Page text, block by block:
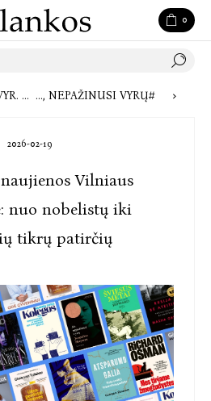
0
DEŠIMTMETIS #BALTOSLANKOSSKAITO: JACQUELINE HARPMAN „AŠ, NEPAŽINUSI VYRŲ“
2026-02-19
Vilniaus
nuo nobelistų iki
tikrų patirčių